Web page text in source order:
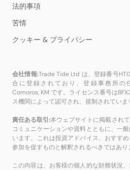
法的事項
苦情
クッキー & プライバシー
会社情報:Trade Tide Ltd は、登録番号
合に登録されており、登録事務所の
Comoros, KM です。ライセンス番号は
ス機関によって認可され、規制されていま
責任ある取引:本ウェブサイトに掲載され
コミュニケーションや資料とともに、一
います。これは投資アドバイス、おすす
参加を促すものと解釈されるべきではあり
この内容は、お客様の個人的な財務状況